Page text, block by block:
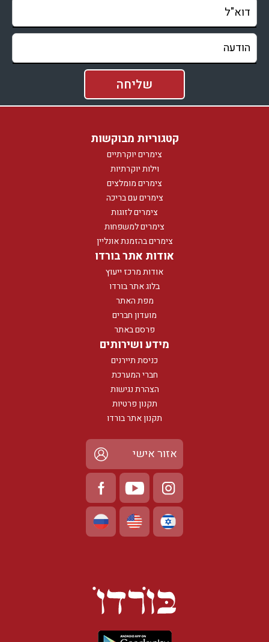
קטגוריות מבוקשות
צימרים יוקרתיים
וילות יוקרתיות
צימרים מומלצים
צימרים עם בריכה
צימרים לזוגות
צימרים למשפחות
צימרים בהזמנת אונליין
אודות אתר בורדו
אודות מרכז ייעוץ
בלוג אתר בורדו
מפת האתר
מועדון חברים
פרסם באתר
מידע ושירותים
כניסת תיירנים
חברי המערכת
הצהרת נגישות
תקנון פרטיות
תקנון אתר בורדו
אזור אישי